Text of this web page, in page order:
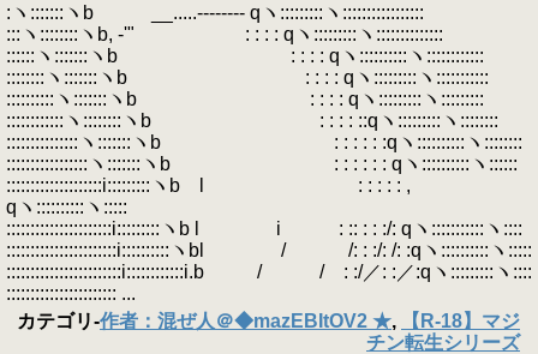
:ヽ:::::::ヽb __.....-------- qヽ:::::::::ヽ:::::::::::::::::
:::ヽ::::::::ヽb, -'" : : : : qヽ:::::::::ヽ::::::::::::::
::::::ヽ:::::::ヽb : : : : qヽ::::::::::ヽ::::::::::::
::::::::ヽ:::::::ヽb : : : : qヽ:::::::::ヽ:::::::::::
::::::::::ヽ:::::::ヽb : : : : qヽ:::::::::ヽ:::::::::
::::::::::::ヽ::::::::ヽb : : : : ::qヽ:::::::::ヽ::::::::
:::::::::::::::ヽ:::::::ヽb : : : : : :qヽ::::::::::ヽ::::::::
:::::::::::::::::ヽ:::::::ヽb : : : : : : qヽ::::::::::ヽ::::::
::::::::::::::::::::i:::::::::ヽb l : : : : : ,
qヽ::::::::::ヽ:::::
::::::::::::::::::::::i:::::::::ヽb l i : :: : : :/: qヽ:::::::::::ヽ::::
:::::::::::::::::::::::i::::::::::ヽbl / /: : :/: /: :qヽ::::::::::ヽ:::::
::::::::::::::::::::::::i::::::::::::i.b / / : :/／: :／:qヽ:::::::::ヽ::::
::::::::::::::::::::::: ...
カテゴリ-作者：混ぜ人＠◆mazEBItOV2 ★,
【R-18】マジ
チン転生シリーズ